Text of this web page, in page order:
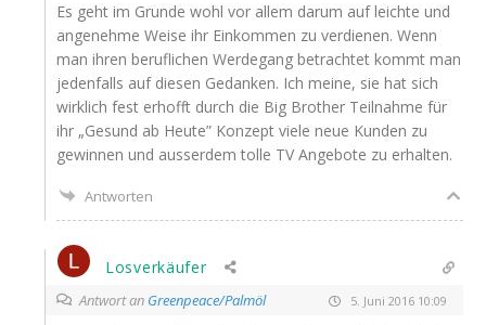
Es geht im Grun­de wohl vor allem dar­um auf leich­te und
ange­neh­me Wei­se ihr Ein­kom­men zu ver­die­nen. Wenn
man ihren beruf­li­chen Wer­de­gang betrach­tet kommt man
jeden­falls auf die­sen Gedan­ken. Ich mei­ne, sie hat sich
wirk­lich fest erhofft durch die Big Brot­her Teil­nah­me für
ihr „Gesund ab Heu­te” Kon­zept vie­le neue Kun­den zu
gewin­nen und aus­ser­dem tol­le TV Ange­bo­te zu erhalten.
Antworten
Losverkäufer
Antwort an Greenpeace/Palmöl 5. Juni 2016 10:09